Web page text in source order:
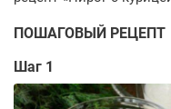
ПОШАГОВЫЙ РЕЦЕПТ
Шаг 1